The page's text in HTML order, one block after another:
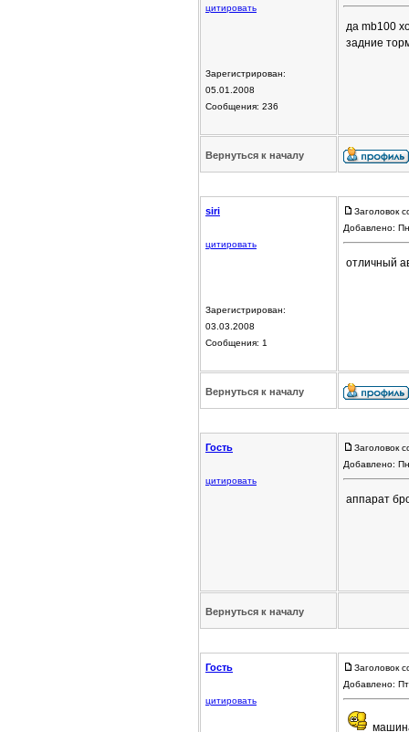
цитировать
Зарегистрирован:
05.01.2008
Сообщения: 236
да mb100
задние
Вернуться к началу
siri
цитировать
Зарегистрирован:
03.03.2008
Сообщения: 1
Заголовок
Добавлено:
отличный
Вернуться к началу
Гость
цитировать
Заголовок
Добавлено:
аппарат
Вернуться к началу
Гость
цитировать
Заголовок
Добавлено: